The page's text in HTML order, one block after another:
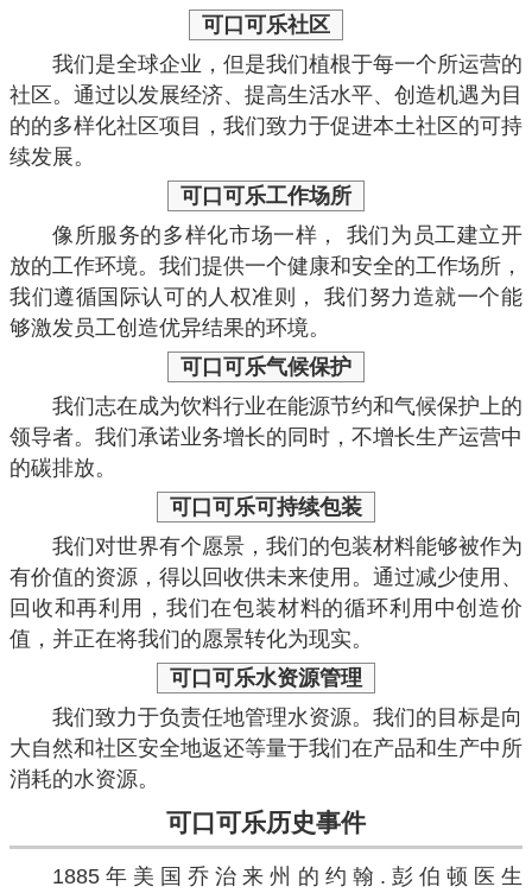
可口可乐社区
我们是全球企业，但是我们植根于每一个所运营的
社区。通过以发展经济、提高生活水平、创造机遇为目
的的多样化社区项目，我们致力于促进本土社区的可持
续发展。
可口可乐工作场所
像所服务的多样化市场一样， 我们为员工建立开
放的工作环境。我们提供一个健康和安全的工作场所，
我们遵循国际认可的人权准则， 我们努力造就一个能
够激发员工创造优异结果的环境。
可口可乐气候保护
我们志在成为饮料行业在能源节约和气候保护上的
领导者。我们承诺业务增长的同时，不增长生产运营中
的碳排放。
可口可乐可持续包装
我们对世界有个愿景，我们的包装材料能够被作为
有价值的资源，得以回收供未来使用。通过减少使用、
回收和再利用，我们在包装材料的循环利用中创造价
值，并正在将我们的愿景转化为现实。
可口可乐水资源管理
我们致力于负责任地管理水资源。我们的目标是向
大自然和社区安全地返还等量于我们在产品和生产中所
消耗的水资源。
可口可乐历史事件
1885年美国乔治来州的约翰.彭伯顿医生